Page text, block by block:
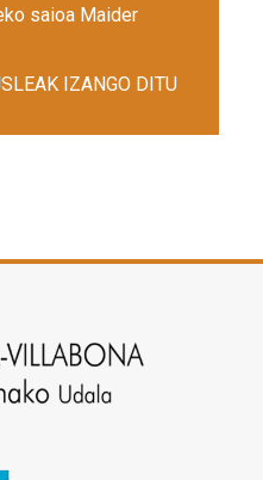
saioa Maider
IZANGO DITU